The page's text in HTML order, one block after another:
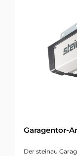
Garagentor-
Der steinau